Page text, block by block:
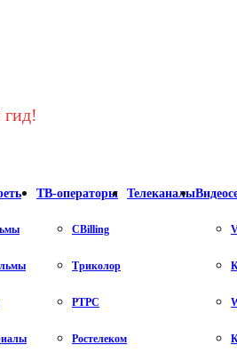
ТВ-операторы
CBilling
Триколор
РТРС
Ростелеком
Телеканалы